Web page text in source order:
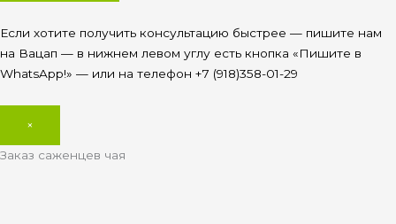
Если хотите получить консультацию быстрее — пишите нам
на Вацап — в нижнем левом углу есть кнопка «Пишите в
WhatsApp!» — или на телефон +7 (918)358-01-29
×
Заказ саженцев чая